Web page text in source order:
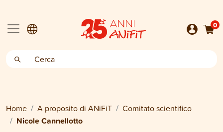
0
Home A proposito di ANiFiT Comitato scientifico
Nicole Cannellotto